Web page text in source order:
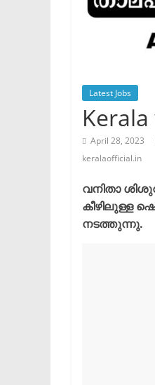
Latest Jobs
April 28, 2023
keralaofficial.in
വനിതാ
കീഴിലുള്ള
നടത്തുന്നു.